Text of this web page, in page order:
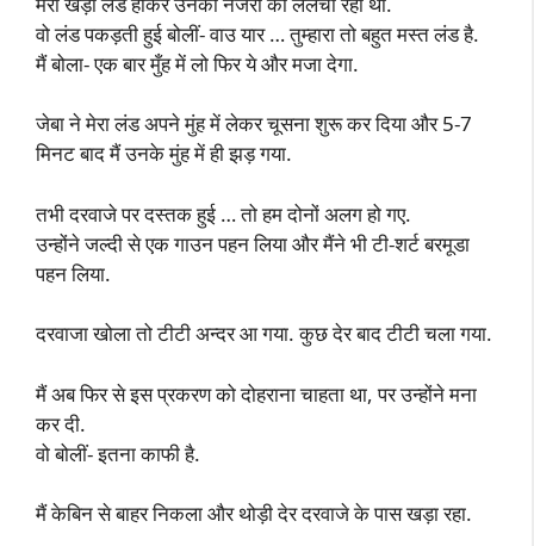
वो लंड पकड़ती हुई बोलीं- वाउ यार … तुम्हारा तो बहुत मस्त लंड है.
मैं बोला- एक बार मुँह में लो फिर ये और मजा देगा.
जेबा ने मेरा लंड अपने मुंह में लेकर चूसना शुरू कर दिया और 5-7
मिनट बाद मैं उनके मुंह में ही झड़ गया.
तभी दरवाजे पर दस्तक हुई … तो हम दोनों अलग हो गए.
उन्होंने जल्दी से एक गाउन पहन लिया और मैंने भी टी-शर्ट बरमूडा
पहन लिया.
दरवाजा खोला तो टीटी अन्दर आ गया. कुछ देर बाद टीटी चला गया.
मैं अब फिर से इस प्रकरण को दोहराना चाहता था, पर उन्होंने मना
कर दी.
वो बोलीं- इतना काफी है.
मैं केबिन से बाहर निकला और थोड़ी देर दरवाजे के पास खड़ा रहा.